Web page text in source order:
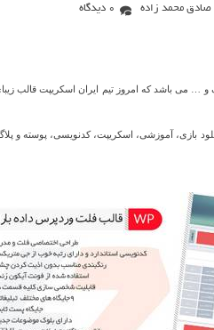
صادق محمد زاده 0 دیدگاه
… می باشد که امروز تیم ایران اسکریپت قالب
بازی، آموزشی، اسکریپت، کدنویسی، پوسته و